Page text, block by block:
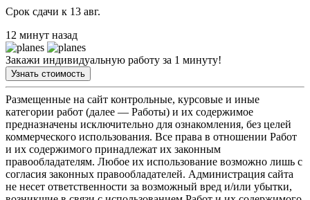
Срок сдачи к 13 авг.
12 минут назад
Закажи индивидуальную работу за 1 минуту!
Узнать стоимость
Размещенные на сайт контрольные, курсовые и иные
категории работ (далее — Работы) и их содержимое
предназначены исключительно для ознакомления, без целей
коммерческого использования. Все права в отношении Работ
и их содержимого принадлежат их законным
правообладателям. Любое их использование возможно лишь с
согласия законных правообладателей. Администрация сайта
не несет ответственности за возможный вред и/или убытки,